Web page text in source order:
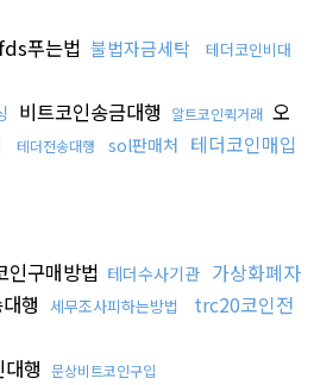
푸는법 불법자금세탁
테더코인비대
비트코인송금대행 알트코인퀵거래 오
테더전송대행 sol판매처 테더코인매입
인구매방법 테더수사기관 가상화폐자
행 세무조사피하는방법
trc20코인전
행 문상비트코인구입